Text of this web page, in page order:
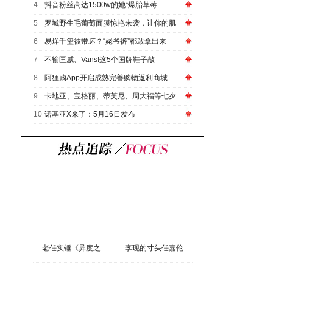
4 抖音粉丝高达1500w的她“爆胎草莓
5 罗城野生毛葡萄面膜惊艳来袭，让你的肌
6 易烊千玺被带坏？“姥爷裤”都敢拿出来
7 不输匡威、Vans!这5个国牌鞋子敲
8 阿狸购App开启成熟完善购物返利商城
9 卡地亚、宝格丽、蒂芙尼、周大福等七夕
10 诺基亚X来了：5月16日发布
老任实锤《异度之 李现的寸头任嘉伦